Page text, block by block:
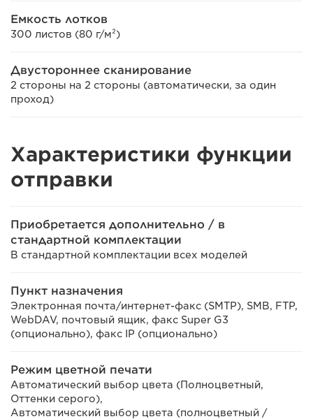
Емкость лотков
300 листов (80 г/м²)
Двустороннее сканирование
2 стороны на 2 стороны (автоматически, за один
проход)
Характеристики функции
отправки
Приобретается дополнительно / в
стандартной комплектации
В стандартной комплектации всех моделей
Пункт назначения
Электронная почта/интернет-факс (SMTP), SMB, FTP,
WebDAV, почтовый ящик, факс Super G3
(опционально), факс IP (опционально)
Режим цветной печати
Автоматический выбор цвета (Полноцветный,
Оттенки серого),
Автоматический выбор цвета (полноцветный /